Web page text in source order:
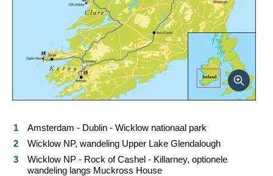
Praktische informatie
FAQ
Foto's en video
Reis boeken
Amsterdam - Dublin - Wicklow nationaal park
Wicklow NP, wandeling Upper Lake Glendalough
Wicklow NP - Rock of Cashel - Killarney, optionele
wandeling langs Muckross House